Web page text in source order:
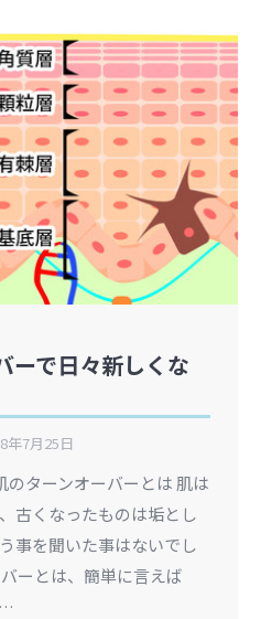
ーで日々新しくな
年7月25日
ターンオーバーとは 肌は
古くなったものは垢とし
事を聞いた事はないでし
ーとは、簡単に言えば